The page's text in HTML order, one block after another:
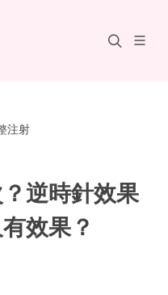
注射
逆時針效果
效果？